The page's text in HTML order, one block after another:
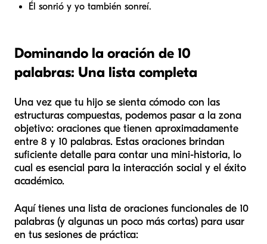
Él sonrió y yo también sonreí.
Dominando la oración de 10
palabras: Una lista completa
Una vez que tu hijo se sienta cómodo con las
estructuras compuestas, podemos pasar a la zona
objetivo: oraciones que tienen aproximadamente
entre 8 y 10 palabras. Estas oraciones brindan
suficiente detalle para contar una mini-historia, lo
cual es esencial para la interacción social y el éxito
académico.
Aquí tienes una lista de oraciones funcionales de 10
palabras (y algunas un poco más cortas) para usar
en tus sesiones de práctica: